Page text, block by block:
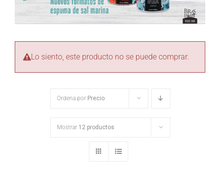
Lo siento, este producto no se puede comprar.
Ordena por Precio
Mostrar 12 productos